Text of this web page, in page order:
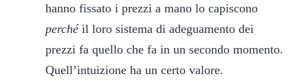
hanno fissato i prezzi a mano lo capiscono
perchéil loro sistema di adeguamento dei
prezzi fa quello che fa in un secondo momento.
Quell’intuizione ha un certo valore.